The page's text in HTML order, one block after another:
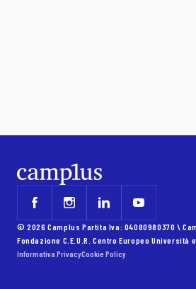
© 2026 Camplus Partita Iva: 04080980370 \
Fondazione C.E.U.R. Centro Europeo Università
Informativa PrivacyCookie Policy